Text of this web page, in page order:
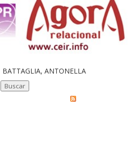
BATTAGLIA, ANTONELLA